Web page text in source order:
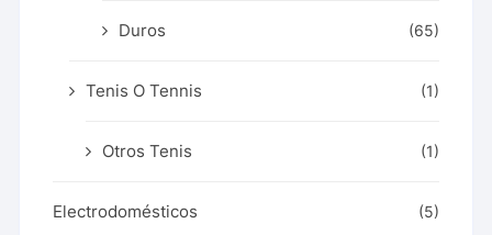
Duros (65)
Tenis O Tennis (1)
Otros Tenis (1)
Electrodomésticos (5)